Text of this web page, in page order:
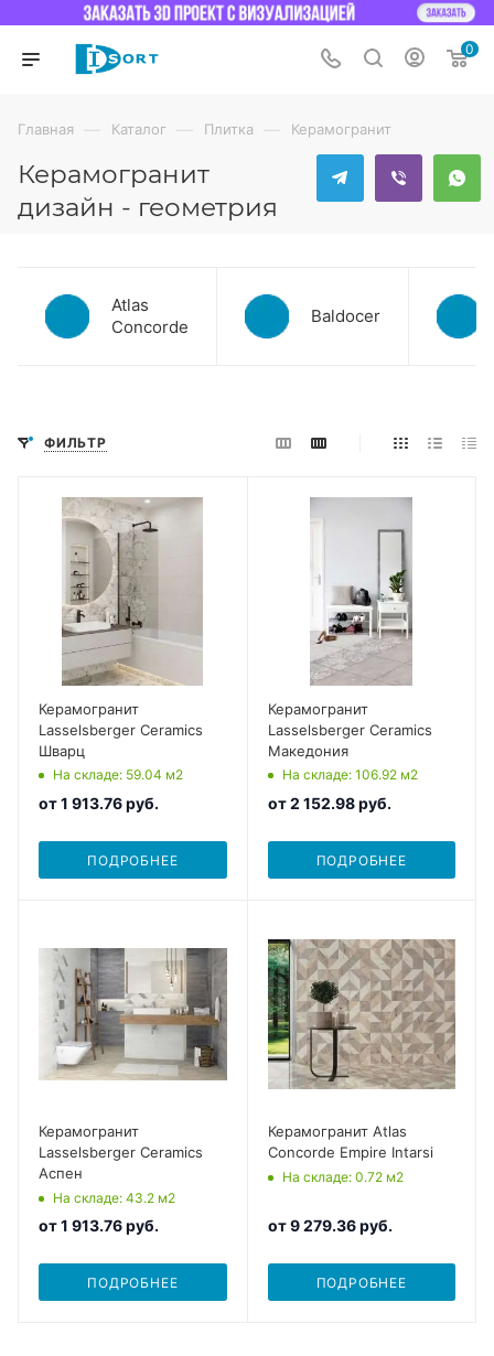
0
Главная — Каталог — Плитка — Керамогранит
Керамогранит
дизайн - геометрия
Atlas
Concorde
Baldocer
ФИЛЬТР
Керамогранит
Lasselsberger Ceramics
Шварц
На складе: 59.04 м2
от1 913.76 руб.
ПОДРОБНЕЕ
Керамогранит
Lasselsberger Ceramics
Македония
На складе: 106.92 м2
от2 152.98 руб.
ПОДРОБНЕЕ
Керамогранит
Lasselsberger Ceramics
Аспен
На складе: 43.2 м2
от1 913.76 руб.
ПОДРОБНЕЕ
Керамогранит Atlas
Concorde Empire Intarsi
На складе: 0.72 м2
от9 279.36 руб.
ПОДРОБНЕЕ